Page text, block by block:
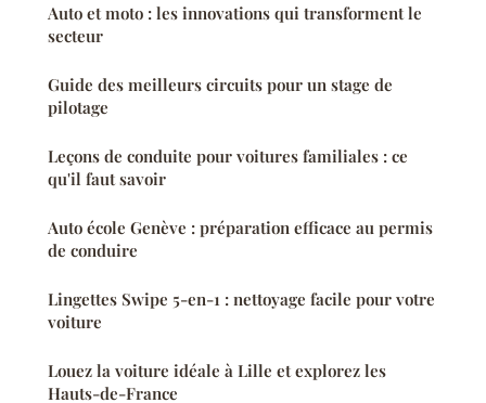
Auto et moto : les innovations qui transforment le
secteur
Guide des meilleurs circuits pour un stage de
pilotage
Leçons de conduite pour voitures familiales : ce
qu'il faut savoir
Auto école Genève : préparation efficace au permis
de conduire
Lingettes Swipe 5-en-1 : nettoyage facile pour votre
voiture
Louez la voiture idéale à Lille et explorez les
Hauts-de-France